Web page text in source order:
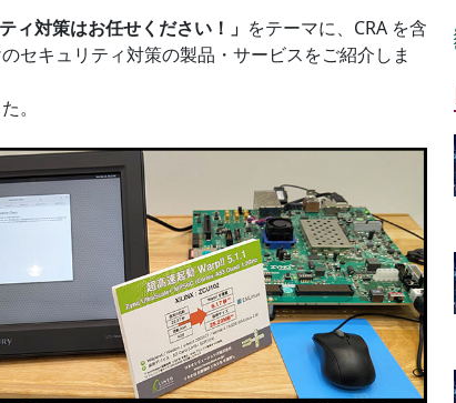
ィ対策はお任せください！」 をテーマに、CRA を含
セキュリティ対策の製品・サービスをご紹介しま
。